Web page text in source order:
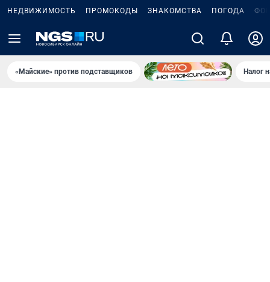
НЕДВИЖИМОСТЬ ПРОМОКОДЫ ЗНАКОМСТВА ПОГОДА
«Майские» против подставщиков Налог